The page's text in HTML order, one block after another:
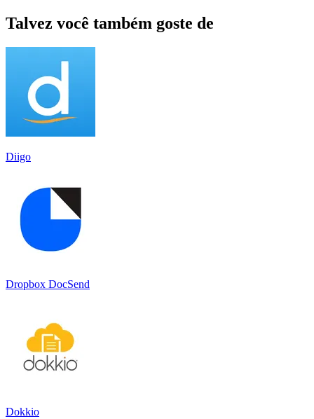
Talvez você também goste de
Diigo
Dropbox DocSend
Dokkio